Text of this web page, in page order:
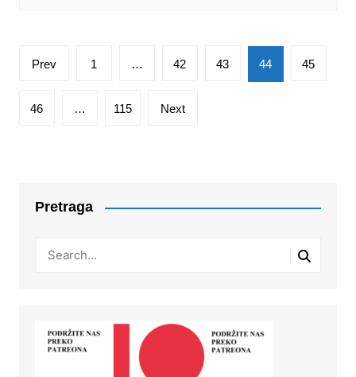
Posts
Prev 1 … 42 43 44 45
46 … 115 Next
Pretraga